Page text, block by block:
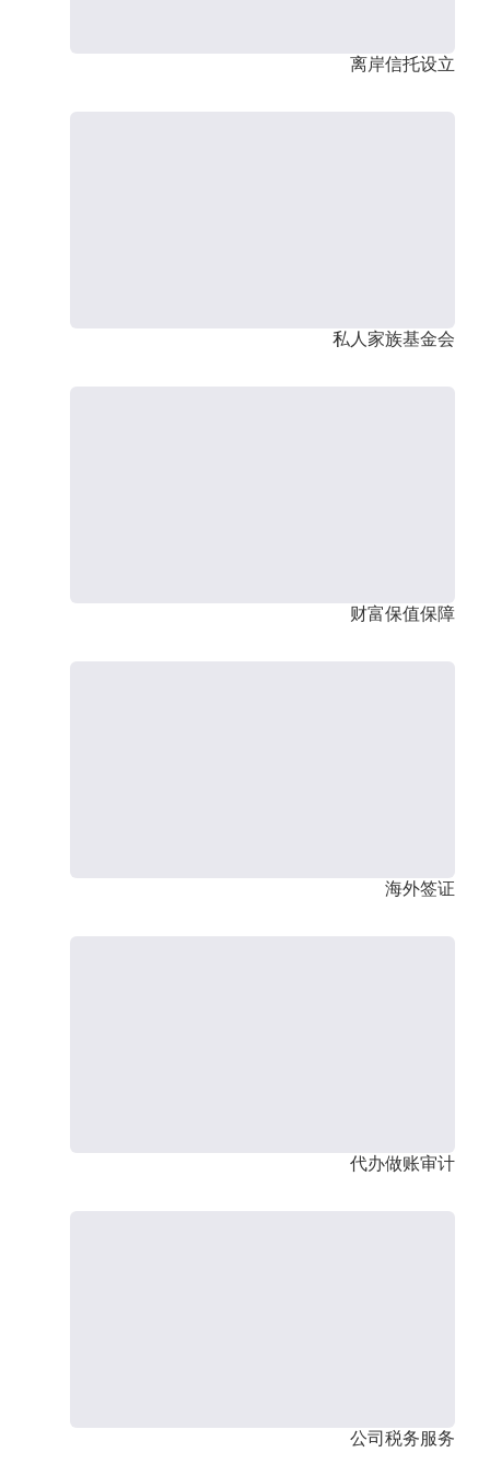
离岸信托设立
私人家族基金会
财富保值保障
海外签证
代办做账审计
公司税务服务